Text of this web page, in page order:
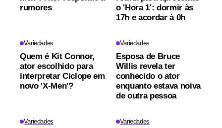
rumores
o 'Hora 1': dormir às
17h e acordar à 0h
Variedades
Quem é Kit Connor,
ator escolhido para
interpretar Ciclope em
novo 'X-Men'?
Variedades
Esposa de Bruce
Willis revela ter
conhecido o ator
enquanto estava noiva
de outra pessoa
Variedades Variedades